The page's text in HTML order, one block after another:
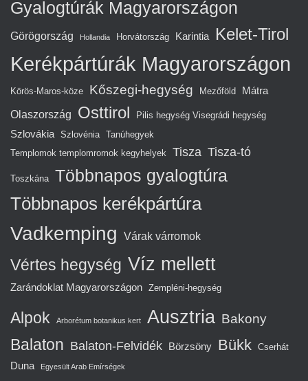
Gyalogtúrák Magyarországon
Görögország Hollandia Horvátország Karintia Kelet-Tirol
Kerékpártúrák Magyarországon
Körös-Maros-köze Kőszegi-hegység Mezőföld Mátra
Olaszország Osttirol Pilis hegység Visegrádi hegység
Szlovákia Szlovénia Tanúhegyek
Templomok templomromok kegyhelyek Tisza Tisza-tó
Toszkána Többnapos gyalogtúra
Többnapos kerékpártúra
Vadkemping Várak várromok
Vértes hegység Víz mellett
Zarándoklat Magyarországon Zempléni-hegység
Alpok Arborétum botanikus kert Ausztria Bakony
Balaton Balaton-Felvidék Börzsöny Bükk Cserhát
Duna Egyesült Arab Emírségek